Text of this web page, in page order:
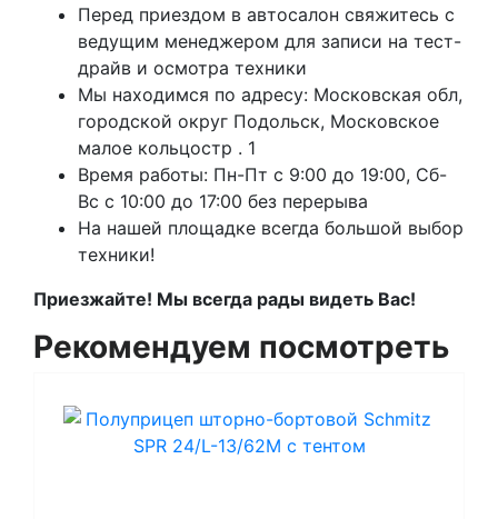
Перед приездом в автосалон свяжитесь с
ведущим менеджером для записи на тест-
драйв и осмотра техники
Мы находимся по адресу: Московская обл,
городской округ Подольск, Московское
малое кольцостр . 1
Время работы: Пн-Пт с 9:00 до 19:00, Сб-
Вс с 10:00 до 17:00 без перерыва
На нашей площадке всегда большой выбор
техники!
Приезжайте! Мы всегда рады видеть Вас!
Рекомендуем посмотреть